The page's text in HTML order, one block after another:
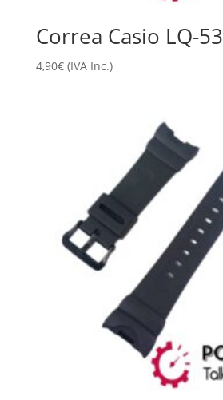
Correa Casio LQ-53
4,90€ (IVA Inc.)